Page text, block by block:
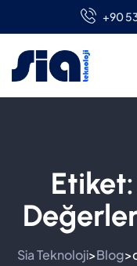
+90
Etiket:
Sia Teknoloji>Blog>